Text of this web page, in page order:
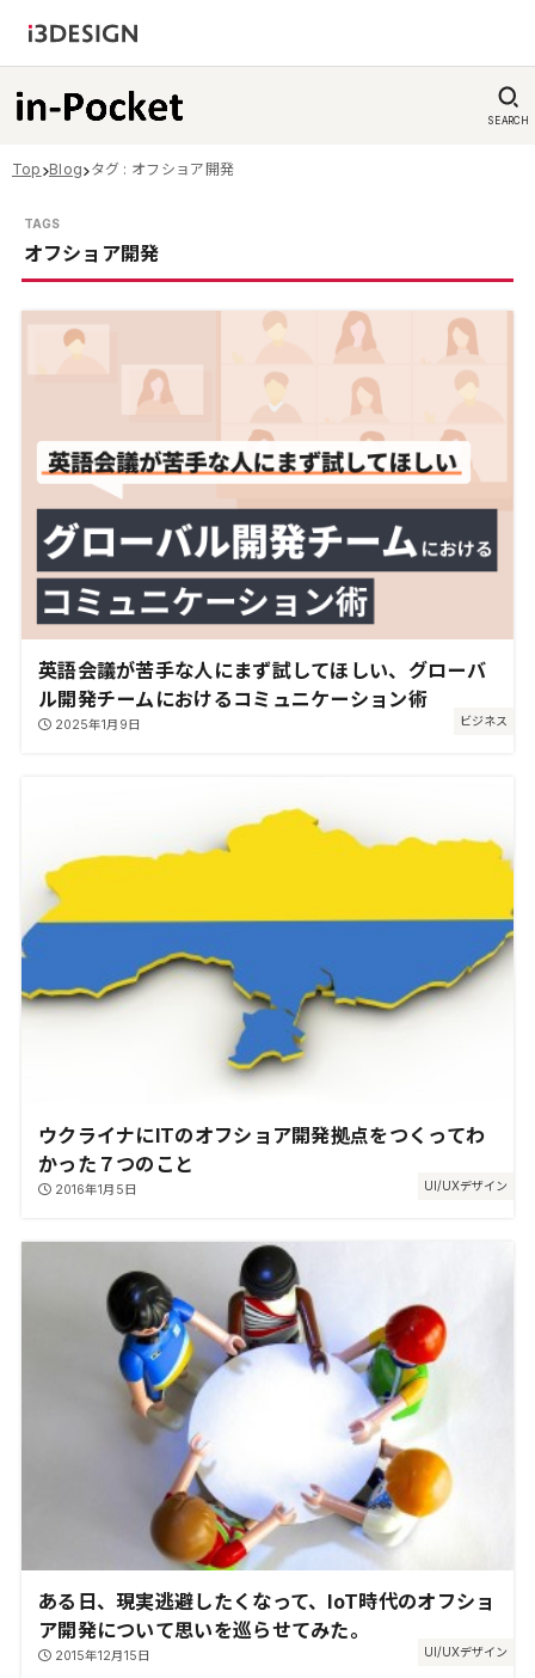
SEARCH
Top Blog タグ : オフショア開発
オフショア開発
ビジネス
英語会議が苦手な人にまず試してほしい、グローバ
ル開発チームにおけるコミュニケーション術
2025年1月9日
UI/UXデザイン
ウクライナにITのオフショア開発拠点をつくってわ
かった７つのこと
2016年1月5日
UI/UXデザイン
ある日、現実逃避したくなって、IoT時代のオフショ
ア開発について思いを巡らせてみた。
2015年12月15日